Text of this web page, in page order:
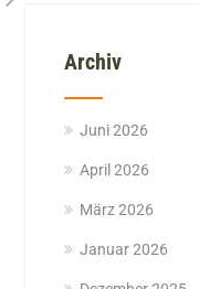
Archiv
Juni 2026
April 2026
März 2026
Januar 2026